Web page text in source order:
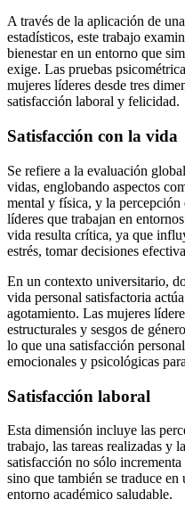
A través de la aplicación de
estadísticos, este trabajo
bienestar en un entorno que
exige. Las pruebas
mujeres líderes desde tres
satisfacción laboral y felicidad.
Satisfacción con la vida
Se refiere a la evaluación
vidas, englobando aspectos
mental y física, y la percepción
líderes que trabajan en
vida resulta crítica, ya que
estrés, tomar decisiones
En un contexto universitario,
vida personal satisfactoria
agotamiento. Las mujeres
estructurales y sesgos de
lo que una satisfacción
emocionales y psicológicas
Satisfacción laboral
Esta dimensión incluye las
trabajo, las tareas realizadas y
satisfacción no sólo
sino que también se traduce
entorno académico saludable.